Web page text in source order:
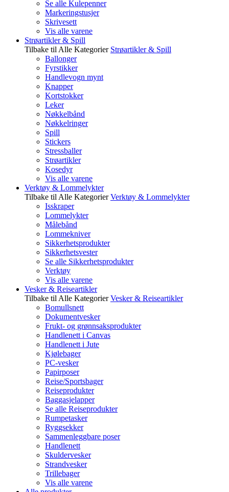
Se alle Kulepenner
Markeringstusjer
Skrivesett
Vis alle varene
Strøartikler & Spill
Tilbake til Alle Kategorier Strøartikler & Spill
Ballonger
Fyrstikker
Handlevogn mynt
Knapper
Kortstokker
Leker
Nøkkelbånd
Nøkkelringer
Spill
Stickers
Stressballer
Strøartikler
Kosedyr
Vis alle varene
Verktøy & Lommelykter
Tilbake til Alle Kategorier Verktøy & Lommelykter
Isskraper
Lommelykter
Målebånd
Lommekniver
Sikkerhetsprodukter
Sikkerhetsvester
Se alle Sikkerhetsprodukter
Verktøy
Vis alle varene
Vesker & Reiseartikler
Tilbake til Alle Kategorier Vesker & Reiseartikler
Bomullsnett
Dokumentvesker
Frukt- og grønnsaksprodukter
Handlenett i Canvas
Handlenett i Jute
Kjølebager
PC-vesker
Papirposer
Reise/Sportsbager
Reiseprodukter
Baggasjelapper
Se alle Reiseprodukter
Rumpetasker
Ryggsekker
Sammenleggbare poser
Handlenett
Skuldervesker
Strandvesker
Trillebager
Vis alle varene